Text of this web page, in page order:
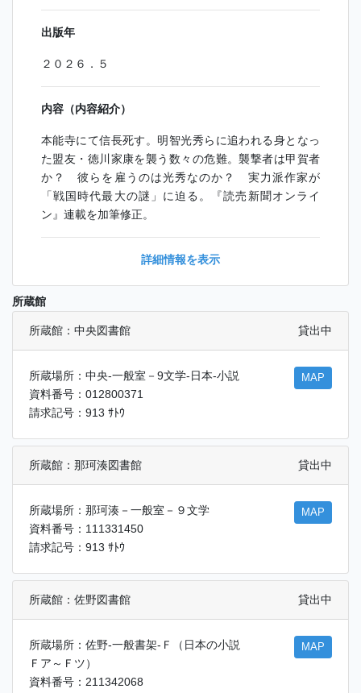
出版年
２０２６．５
内容（内容紹介）
本能寺にて信長死す。明智光秀らに追われる身となっ
た盟友・徳川家康を襲う数々の危難。襲撃者は甲賀者
か？ 彼らを雇うのは光秀なのか？ 実力派作家が
「戦国時代最大の謎」に迫る。『読売新聞オンライ
ン』連載を加筆修正。
詳細情報を表示
所蔵館
所蔵館：中央図書館 貸出中
所蔵場所：中央-一般室－9文学-日本-小説
資料番号：012800371
請求記号：913 ｻﾄｳ
MAP
所蔵館：那珂湊図書館 貸出中
所蔵場所：那珂湊－一般室－９文学
資料番号：111331450
請求記号：913 ｻﾄｳ
MAP
所蔵館：佐野図書館 貸出中
所蔵場所：佐野-一般書架-Ｆ（日本の小説
Ｆア～Ｆツ）
資料番号：211342068
MAP